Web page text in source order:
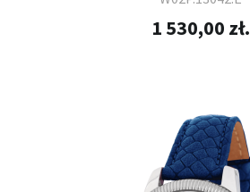
1 530,00 zł.